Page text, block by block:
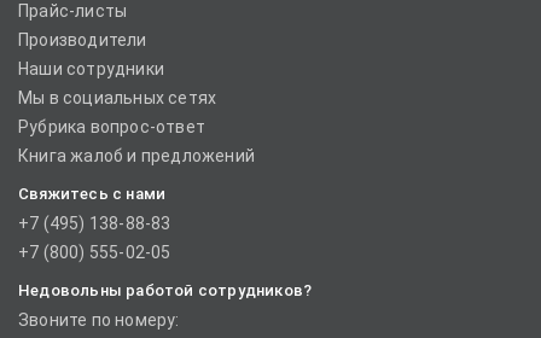
Прайс-листы
Производители
Наши сотрудники
Мы в социальных сетях
Рубрика вопрос-ответ
Книга жалоб и предложений
Свяжитесь с нами
+7 (495) 138-88-83
+7 (800) 555-02-05
Недовольны работой сотрудников?
Звоните по номеру: